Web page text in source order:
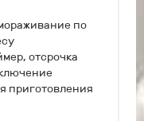
по
отсрочка
приготовления